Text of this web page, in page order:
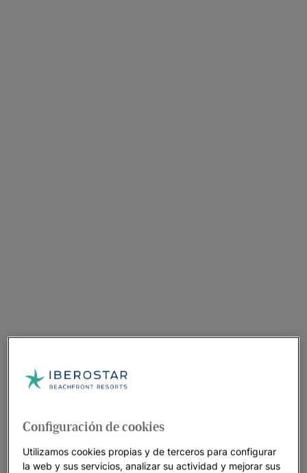
Configuración de cookies
Utilizamos cookies propias y de terceros para configurar
la web y sus servicios, analizar su actividad y mejorar sus